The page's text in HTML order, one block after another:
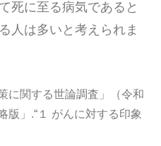
死に至る病気であると
人は多いと考えられま
に関する世論調査」（令和
版」.“１ がんに対する印象